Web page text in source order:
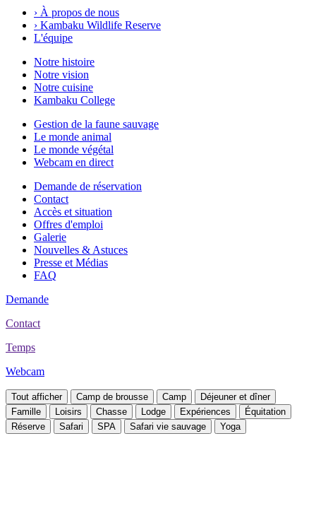
› À propos de nous
› Kambaku Wildlife Reserve
L'équipe
Notre histoire
Notre vision
Notre cuisine
Kambaku College
Gestion de la faune sauvage
Le monde animal
Le monde végétal
Webcam en direct
Demande de réservation
Contact
Accès et situation
Offres d'emploi
Galerie
Nouvelles & Astuces
Presse et Médias
FAQ
Demande
Contact
Temps
Webcam
Tout afficher Camp de brousse Camp
Déjeuner et dîner
Famille
Loisirs Chasse Lodge Expériences
Équitation
Réserve
Safari SPA Safari vie sauvage Yoga